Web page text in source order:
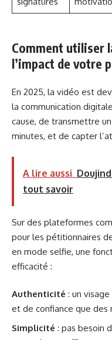
Comment utiliser
l’impact de votre
En 2025, la vidéo est
la communication
cause, de transmettre
minutes, et de capter
A lire aussi
tout savoir
Sur des plateformes
pour les pétitionnaires
en mode selfie, une
efficacité :
Authenticité : un
et de confiance que des
Simplicité : pas besoin